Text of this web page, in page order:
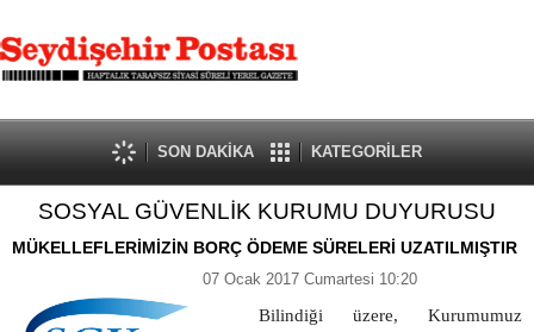
SON DAKİKA KATEGORİLER
SOSYAL GÜVENLİK KURUMU DUYURUSU
MÜKELLEFLERİMİZİN BORÇ ÖDEME SÜRELERİ UZATILMIŞTIR
07 Ocak 2017 Cumartesi 10:20
Bilindiği üzere, Kurumumuz